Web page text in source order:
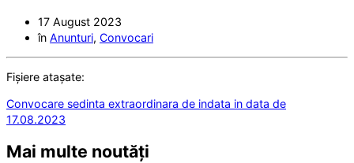
17 August 2023
în Anunturi, Convocari
Fișiere atașate:
Convocare sedinta extraordinara de indata in data de
17.08.2023
Mai multe noutăți